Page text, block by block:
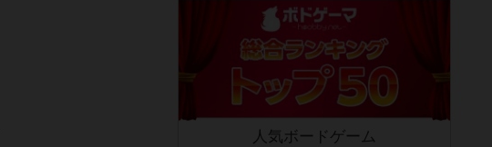
人気ボードゲーム